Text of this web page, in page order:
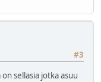
#3
sellasia jotka asuu